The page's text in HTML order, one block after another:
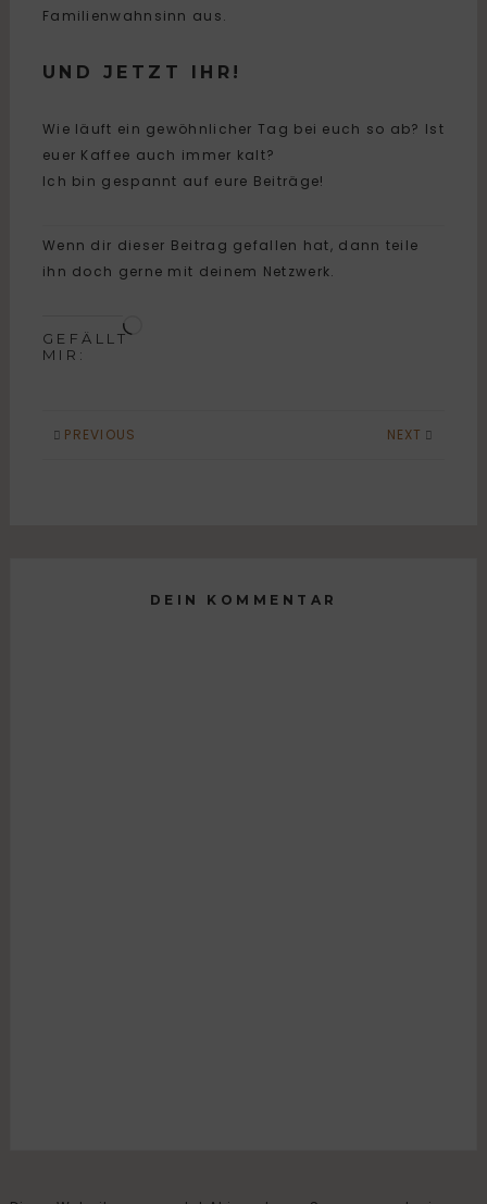
Familienwahnsinn aus.
UND JETZT IHR!
Wie läuft ein gewöhnlicher Tag bei euch so ab? Ist
euer Kaffee auch immer kalt?
Ich bin gespannt auf eure Beiträge!
Wenn dir dieser Beitrag gefallen hat, dann teile
ihn doch gerne mit deinem Netzwerk.
GEFÄLLT
MIR:
PREVIOUS NEXT
DEIN KOMMENTAR